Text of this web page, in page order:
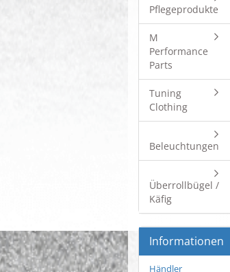
Pflegeprodukte
M
Performance
Parts
Tuning
Clothing
Beleuchtungen
Überrollbügel /
Käfig
Informationen
Händler